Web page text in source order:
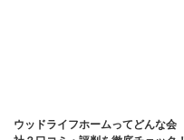
ウッドライフホームってどんな会